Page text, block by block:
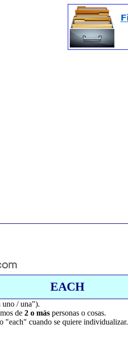
EACH
/ una").
de 2 o más personas o cosas.
"each" cuando se quiere individualizar.